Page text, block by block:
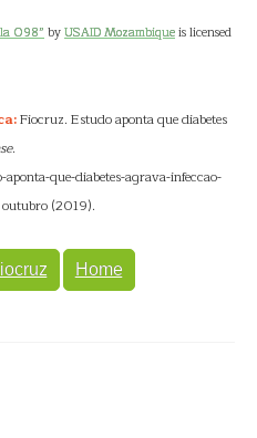
098”byUSAID Mozambiqueis licensed
Fiocruz. Estudo aponta que diabetes
.
que-diabetes-agrava-infeccao-
(2019).
Home